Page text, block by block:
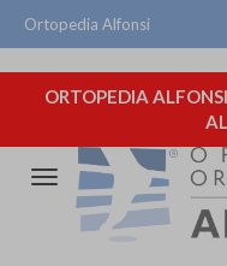
Ortopedia Alfonsi
ORTOPEDIA
Attiva/disattiva
navigazione